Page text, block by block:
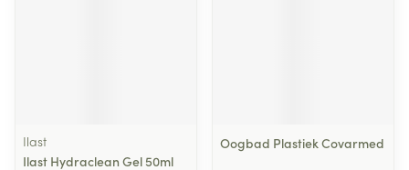
Ilast
Ilast Hydraclean Gel 50ml
Oogbad Plastiek Covarmed